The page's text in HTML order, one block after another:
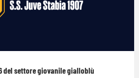
del settore giovanile gialloblù